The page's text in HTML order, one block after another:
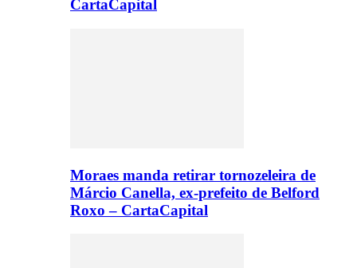
CartaCapital
Moraes manda retirar tornozeleira de
Márcio Canella, ex-prefeito de Belford
Roxo – CartaCapital